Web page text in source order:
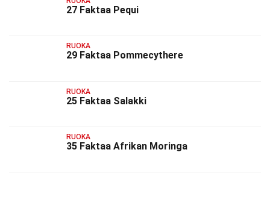
27 Faktaa Pequi
RUOKA
29 Faktaa Pommecythere
RUOKA
25 Faktaa Salakki
RUOKA
35 Faktaa Afrikan Moringa